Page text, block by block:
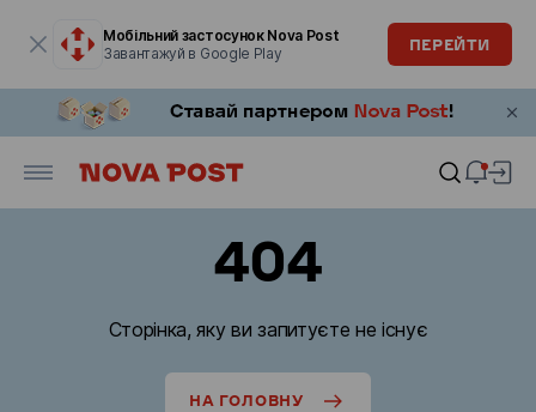
Мобільний застосунок Nova Post
Завантажуй в Google Play
ПЕРЕЙТИ
404
Сторінка, яку ви запитуєте не існує
НА ГОЛОВНУ